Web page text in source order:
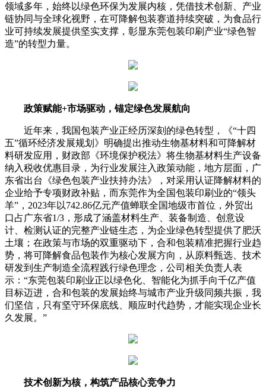
领域多年，始终以绿色环保为发展内核，凭借技术创新、产业
链协同与全球化视野，在可降解包装赛道持续突破，为食品行
业可持续发展提供坚实支撑，彰显东莞包装印刷产业“绿色智
造”的转型力量。
政策赋能+市场驱动，锚定绿色发展航向
近年来，我国包装产业正经历深刻的绿色转型，《“十四
五”循环经济发展规划》明确提出推动生物基材料和可降解材
料研发应用，财政部《环境保护税法》将生物基材料生产设备
纳入税收优惠目录，为行业发展注入政策动能，地方层面，广
东省出台《绿色包装产业扶持办法》，对采用认证降解材料的
企业给予专项财政补贴，而东莞作为全国包装印刷业的“领头
羊”，2023年以742.86亿元产值蝉联全国地级市首位，外贸出
口占广东省1/3，形成了涵盖材料生产、装备制造、创意设
计、检测认证的完整产业链生态，为企业绿色转型提供了肥沃
土壤；在政策与市场的双重驱动下，合和包装精准把握行业趋
势，将可降解食品包装作为核心发展方向，从原料甄选、技术
研发到生产制造全流程践行绿色理念，公司相关负责人表
示：“东莞包装印刷业正以绿色化、智能化为抓手向千亿产值
目标迈进，合和包装的发展始终与城市产业升级同频共振，我
们坚信，只有坚守环保底线、顺应时代趋势，才能实现企业长
久发展。”
技术创新为核，构筑产品核心竞争力